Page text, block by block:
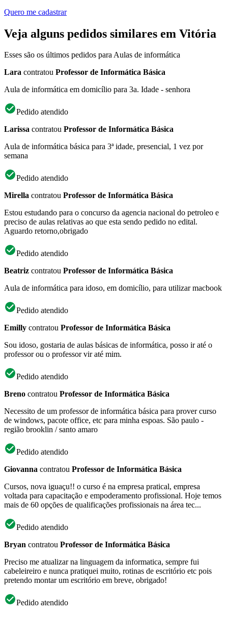
Quero me cadastrar
Veja alguns pedidos similares em Vitória
Esses são os últimos pedidos para Aulas de informática
Lara contratou Professor de Informática Básica
Aula de informática em domicílio para 3a. Idade - senhora
Pedido atendido
Larissa contratou Professor de Informática Básica
Aula de informática básica para 3ª idade, presencial, 1 vez por
semana
Pedido atendido
Mirella contratou Professor de Informática Básica
Estou estudando para o concurso da agencia nacional do petroleo e
preciso de aulas relativas ao que esta sendo pedido no edital.
Aguardo retorno,obrigado
Pedido atendido
Beatriz contratou Professor de Informática Básica
Aula de informática para idoso, em domicílio, para utilizar macbook
Pedido atendido
Emilly contratou Professor de Informática Básica
Sou idoso, gostaria de aulas básicas de informática, posso ir até o
professor ou o professor vir até mim.
Pedido atendido
Breno contratou Professor de Informática Básica
Necessito de um professor de informática básica para prover curso
de windows, pacote office, etc para minha espoas. São paulo -
região brooklin / santo amaro
Pedido atendido
Giovanna contratou Professor de Informática Básica
Cursos, nova iguaçu!! o curso é na empresa pratical, empresa
voltada para capacitação e empoderamento profissional. Hoje temos
mais de 60 opções de qualificações profissionais na área tec...
Pedido atendido
Bryan contratou Professor de Informática Básica
Preciso me atualizar na linguagem da informatica, sempre fui
cabeleireiro e nunca pratiquei muito, rotinas de escritório etc pois
pretendo montar um escritório em breve, obrigado!
Pedido atendido